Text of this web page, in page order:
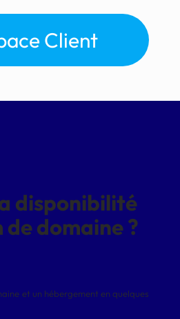
Client
disponibilité
de domaine ?
et un hébergement en quelques